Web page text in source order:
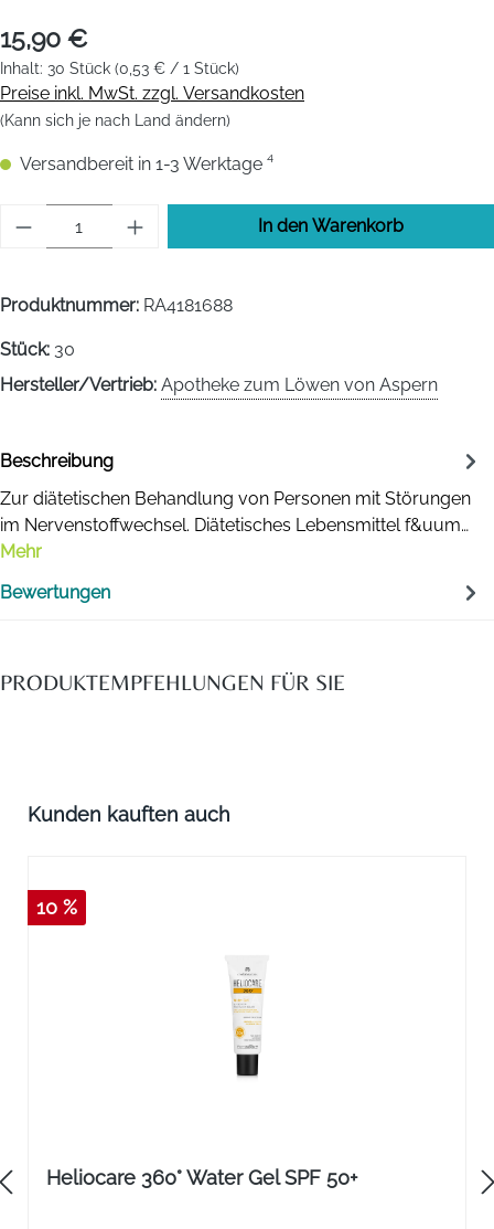
15,90 €
Inhalt: 30 Stück (0,53 € / 1 Stück)
Preise inkl. MwSt. zzgl. Versandkosten
(Kann sich je nach Land ändern)
Versandbereit in 1-3 Werktage ⁴
Produkt Anzahl: Gib den gewünschten
In den Warenkorb
Produktnummer: RA4181688
Stück: 30
Hersteller/Vertrieb: Apotheke zum Löwen von Aspern
Beschreibung
Zur diätetischen Behandlung von Personen mit Störungen
im Nervenstoffwechsel. Diätetisches Lebensmittel f&uum…
Mehr
Bewertungen
PRODUKTEMPFEHLUNGEN FÜR SIE
Produktgalerie überspringen
Kunden kauften auch
10 %
Heliocare 360° Water Gel SPF 50+